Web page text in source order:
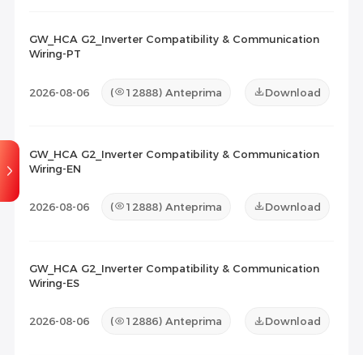
GW_HCA G2_Inverter Compatibility & Communication
Wiring-PT
2026-08-06 ( 12888) Anteprima Download
GW_HCA G2_Inverter Compatibility & Communication
Wiring-EN
2026-08-06 ( 12888) Anteprima Download
GW_HCA G2_Inverter Compatibility & Communication
Wiring-ES
2026-08-06 ( 12886) Anteprima Download